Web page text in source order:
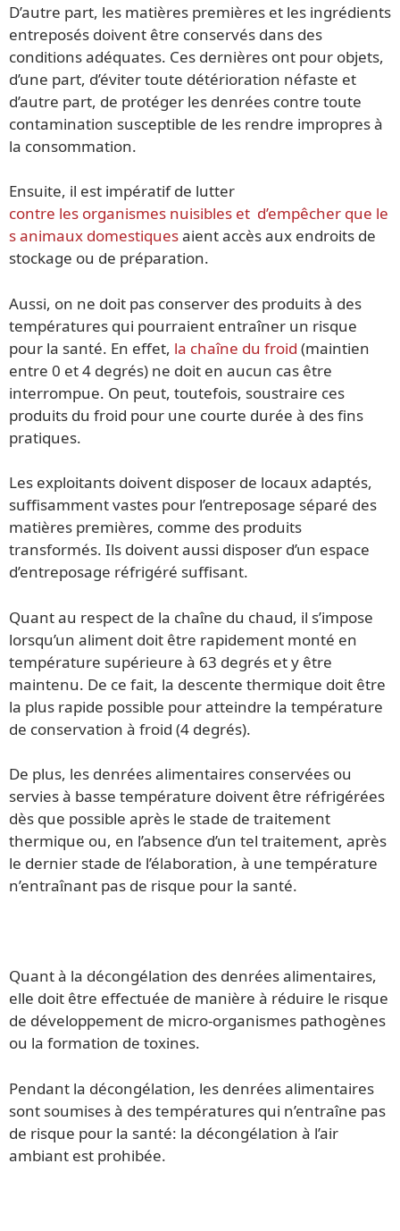
D’autre part, les matières premières et les ingrédients
entreposés doivent être conservés dans des
conditions adéquates. Ces dernières ont pour objets,
d’une part, d’éviter toute détérioration néfaste et
d’autre part, de protéger les denrées contre toute
contamination susceptible de les rendre impropres à
la consommation.
Ensuite, il est impératif de lutter
contre les organismes nuisibles et d’empêcher que le
s animaux domestiquesaient accès aux endroits de
stockage ou de préparation.
Aussi, on ne doit pas conserver des produits à des
températures qui pourraient entraîner un risque
pour la santé. En effet, la chaîne du froid (maintien
entre 0 et 4 degrés) ne doit en aucun cas être
interrompue. On peut, toutefois, soustraire ces
produits du froid pour une courte durée à des fins
pratiques.
Les exploitants doivent disposer de locaux adaptés,
suffisamment vastes pour l’entreposage séparé des
matières premières, comme des produits
transformés. Ils doivent aussi disposer d’un espace
d’entreposage réfrigéré suffisant.
Quant au respect de la chaîne du chaud, il s’impose
lorsqu’un aliment doit être rapidement monté en
température supérieure à 63 degrés et y être
maintenu. De ce fait, la descente thermique doit être
la plus rapide possible pour atteindre la température
de conservation à froid (4 degrés).
De plus, les denrées alimentaires conservées ou
servies à basse température doivent être réfrigérées
dès que possible après le stade de traitement
thermique ou, en l’absence d’un tel traitement, après
le dernier stade de l’élaboration, à une température
n’entraînant pas de risque pour la santé.
Quant à la décongélation des denrées alimentaires,
elle doit être effectuée de manière à réduire le risque
de développement de micro-organismes pathogènes
ou la formation de toxines.
Pendant la décongélation, les denrées alimentaires
sont soumises à des températures qui n’entraîne pas
de risque pour la santé: la décongélation à l’air
ambiant est prohibée.